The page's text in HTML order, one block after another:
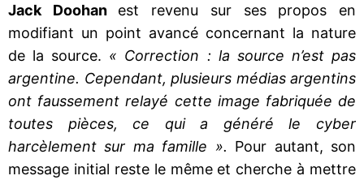
Jack Doohan est revenu sur ses propos en
modifiant un point avancé concernant la nature
de la source. « Correction : la source n’est pas
argentine. Cependant, plusieurs médias argentins
ont faussement relayé cette image fabriquée de
toutes pièces, ce qui a généré le cyber
harcèlement sur ma famille ». Pour autant, son
message initial reste le même et cherche à mettre